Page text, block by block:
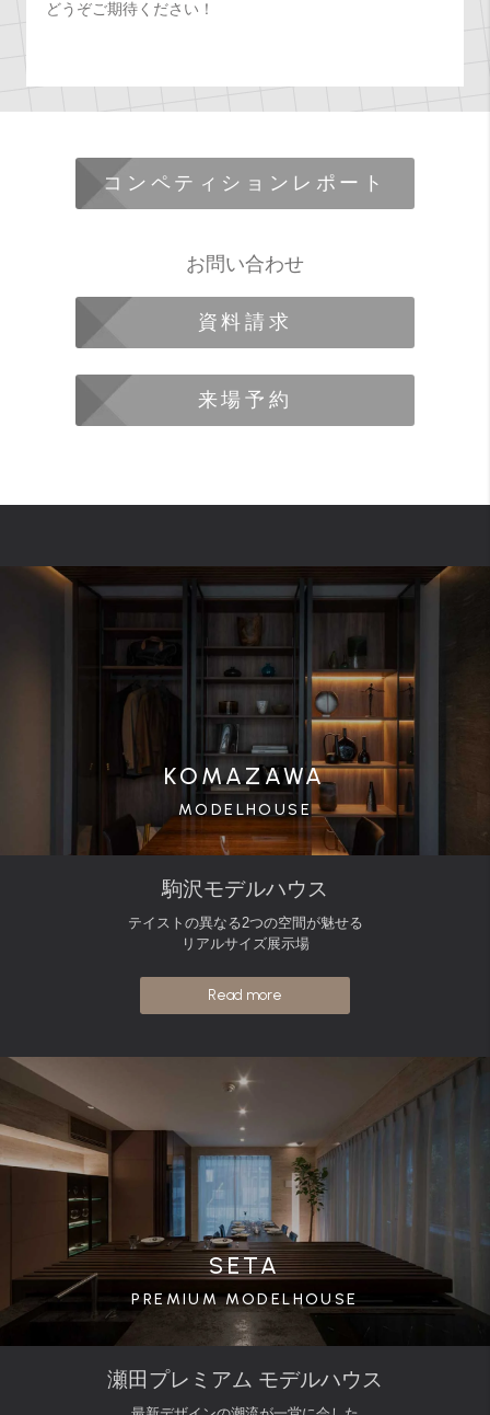
どうぞご期待ください！
コンペティションレポート
お問い合わせ
資料請求
来場予約
KOMAZAWA
MODELHOUSE
駒沢モデルハウス
テイストの異なる2つの空間が魅せる
リアルサイズ展示場
Read more
SETA
PREMIUM MODELHOUSE
瀬田プレミアム モデルハウス